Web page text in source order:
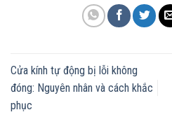
Cửa kính tự động bị lỗi không
đóng: Nguyên nhân và cách khắc
phục